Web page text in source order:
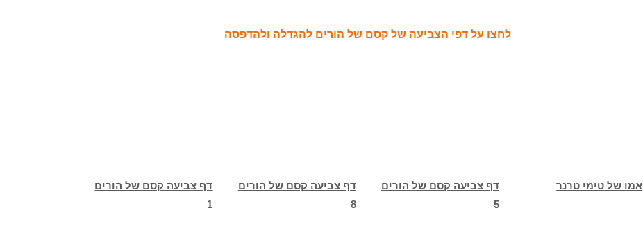
לחצו על דפי הצביעה של קסם של הורים להגדלה ולהדפסה
דף צביעה קסם של הורים
1
דף צביעה קסם של הורים
8
דף צביעה קסם של הורים
5
אמו של טימי טרנר